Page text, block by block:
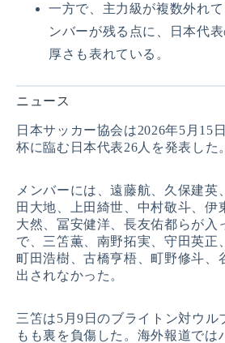
一方で、主力級が複数外れ
ンバーが残る点に、日本代
厚さも表れている。
ニュース
日本サッカー協会は2026年5月15
杯に臨む日本代表26人を発表した。
メンバーには、遠藤航、久保建英
田大地、上田綺世、中村敬斗、伊
大然、冨安健洋、長友佑都らが入
で、三笘薫、南野拓実、守田英正
町田浩樹、古橋亨梧、町野修斗、
出されなかった。
三笘は5月9日のブライトン対ウル
もも裏を負傷した。海外報道では